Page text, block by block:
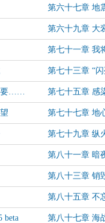
第六十七章 地
第六十九章 大
第七十一章 我
第七十三章 “闪
要…… 第七十五章 感
第七十七章 地
第七十九章 纵
第八十一章 暗
第八十三章 销
第八十五章 不
beta 第八十七章 海